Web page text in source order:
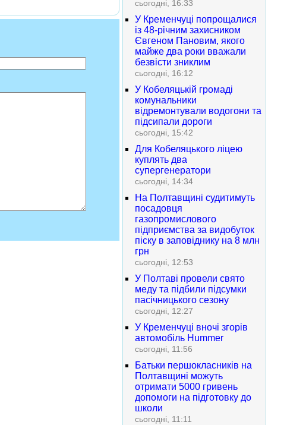
сьогодні, 16:33
У Кременчуці попрощалися
із 48-річним захисником
Євгеном Пановим, якого
майже два роки вважали
безвісти зниклим
сьогодні, 16:12
У Кобеляцькій громаді
комунальники
відремонтували водогони та
підсипали дороги
сьогодні, 15:42
Для Кобеляцького ліцею
куплять два
супергенератори
сьогодні, 14:34
На Полтавщині судитимуть
посадовця
газопромислового
підприємства за видобуток
піску в заповіднику на 8 млн
грн
сьогодні, 12:53
У Полтаві провели свято
меду та підбили підсумки
пасічницького сезону
сьогодні, 12:27
У Кременчуці вночі згорів
автомобіль Hummer
сьогодні, 11:56
Батьки першокласників на
Полтавщині можуть
отримати 5000 гривень
допомоги на підготовку до
школи
сьогодні, 11:11